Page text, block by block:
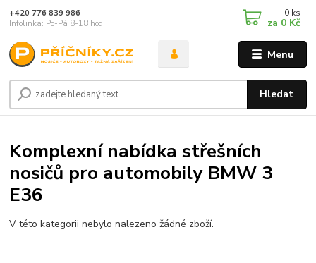
Menu
Hledat
+420 776 839 986
Infolinka: Po-Pá 8-18 hod.
0 ks
za 0 Kč
Komplexní nabídka střešních
nosičů pro automobily BMW 3
E36
V této kategorii nebylo nalezeno žádné zboží.